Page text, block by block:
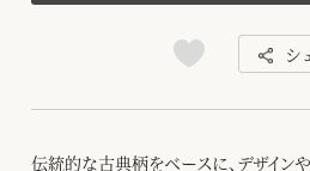
シ
伝統的な古典柄をベースに、デザイン